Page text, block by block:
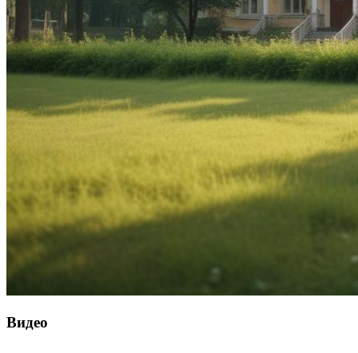
Видео